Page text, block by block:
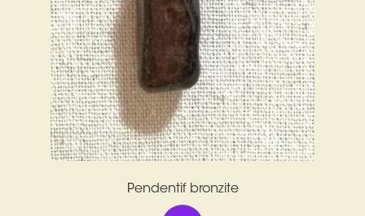
Pendentif bronzite